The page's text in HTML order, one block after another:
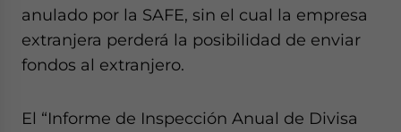
anulado por la SAFE, sin el cual la empresa
extranjera perderá la posibilidad de enviar
fondos al extranjero.
El “Informe de Inspección Anual de Divisa